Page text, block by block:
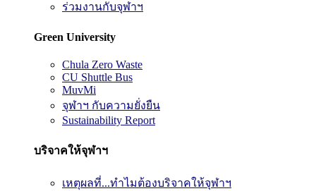
ร่วมงานกับจุฬาฯ
Green University
Chula Zero Waste
CU Shuttle Bus
MuvMi
จุฬาฯ กับความยั่งยืน
Sustainability Report
บริจาคให้จุฬาฯ
เหตุผลที่...ทำไมต้องบริจาคให้จุฬาฯ